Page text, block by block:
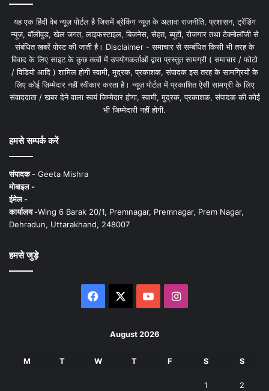
यह एक हिंदी वेब न्यूज़ पोर्टल है जिसमें ब्रेकिंग न्यूज़ के अलावा राजनीति, प्रशासन, ट्रेंडिंग
न्यूज, बॉलीवुड, खेल जगत, लाइफस्टाइल, बिजनेस, सेहत, ब्यूटी, रोजगार तथा टेक्नोलॉजी से
संबंधित खबरें पोस्ट की जाती है। Disclaimer - समाचार से सम्बंधित किसी भी तरह के
विवाद के लिए साइट के कुछ तत्वों में उपयोगकर्ताओं द्वारा प्रस्तुत सामग्री ( समाचार / फोटो
/ विडियो आदि ) शामिल होगी स्वामी, मुद्रक, प्रकाशक, संपादक इस तरह के सामग्रियों के
लिए कोई ज़िम्मेदार नहीं स्वीकार करता है। न्यूज़ पोर्टल में प्रकाशित ऐसी सामग्री के लिए
संवाददाता / खबर देने वाला स्वयं जिम्मेदार होगा, स्वामी, मुद्रक, प्रकाशक, संपादक की कोई
भी जिम्मेदारी नहीं होगी.
हमसे सम्पर्क करें
संपादक - Geeta Mishra
मोबाइल -
ईमेल -
कार्यालय -Wing 6 Barak 20/1, Premnagar, Premnagar, Prem Nagar,
Dehradun, Uttarakhand, 248007
हमसे जुड़े
Facebook YouTubeInstagram
August 2026
M T W T F S S
1 2